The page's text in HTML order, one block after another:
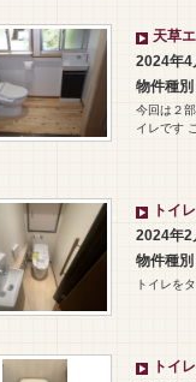
天草
2024年4
物件種
今回は２
イレです
トイ
2024年2
物件種
トイレを
トイ